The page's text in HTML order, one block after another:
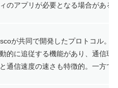
のアプリが必要となる場合がある
が共同で開発したプロトコル。
的に追従する機能があり、通信
通信速度の速さも特徴的。一方